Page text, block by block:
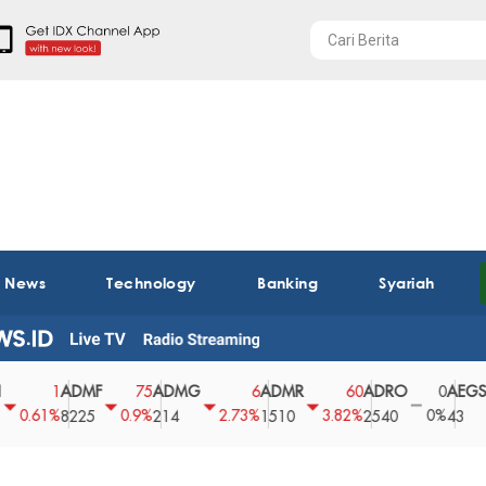
Technology Banking Syariah
8225
75
0.9%
ADMG
214
2.73%
ADMR
1510
60
3.82%
ADRO
2540
0
0%
AEGS
43